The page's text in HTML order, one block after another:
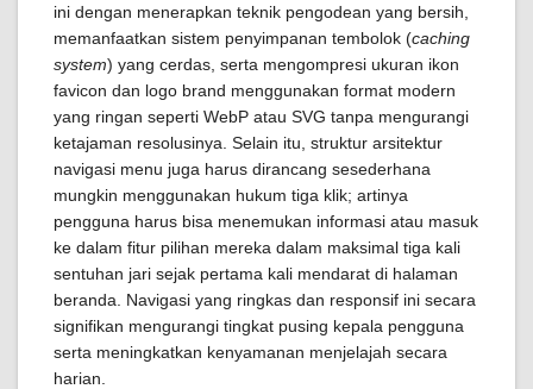
ini dengan menerapkan teknik pengodean yang bersih,
memanfaatkan sistem penyimpanan tembolok (caching
system) yang cerdas, serta mengompresi ukuran ikon
favicon dan logo brand menggunakan format modern
yang ringan seperti WebP atau SVG tanpa mengurangi
ketajaman resolusinya. Selain itu, struktur arsitektur
navigasi menu juga harus dirancang sesederhana
mungkin menggunakan hukum tiga klik; artinya
pengguna harus bisa menemukan informasi atau masuk
ke dalam fitur pilihan mereka dalam maksimal tiga kali
sentuhan jari sejak pertama kali mendarat di halaman
beranda. Navigasi yang ringkas dan responsif ini secara
signifikan mengurangi tingkat pusing kepala pengguna
serta meningkatkan kenyamanan menjelajah secara
harian.